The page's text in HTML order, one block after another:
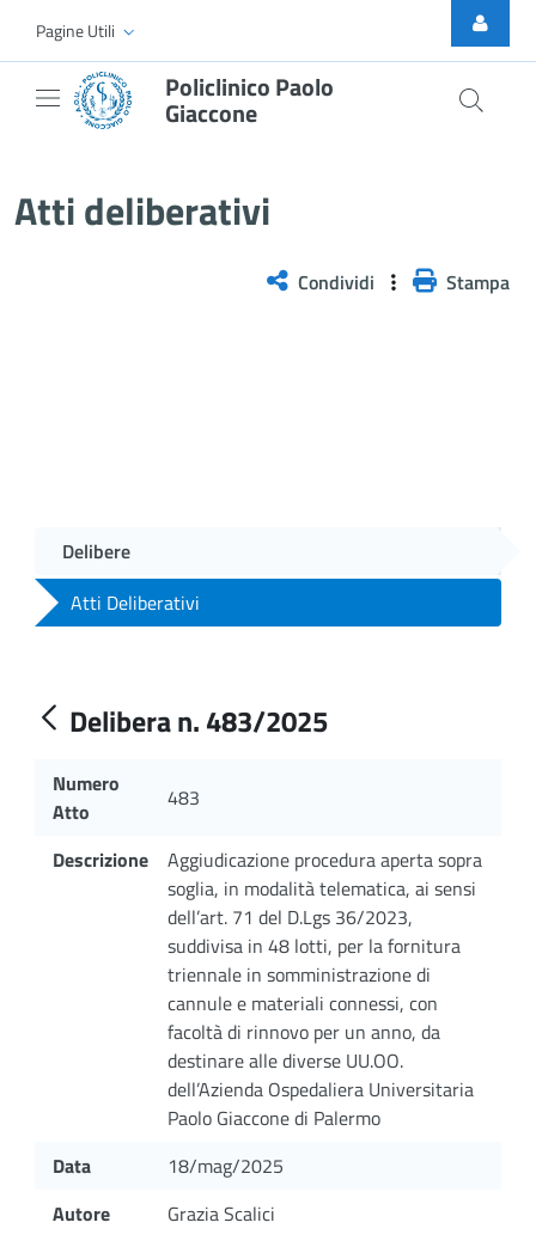
Skip to Main Content
Pagine Utili
Policlinico Paolo
Giaccone
Atti deliberativi
Condividi Stampa
Delibere
Atti Deliberativi
Delibera n. 483/2025
Numero
Atto
483
Descrizione
Aggiudicazione procedura aperta sopra
soglia, in modalità telematica, ai sensi
dell’art. 71 del D.Lgs 36/2023,
suddivisa in 48 lotti, per la fornitura
triennale in somministrazione di
cannule e materiali connessi, con
facoltà di rinnovo per un anno, da
destinare alle diverse UU.OO.
dell’Azienda Ospedaliera Universitaria
Paolo Giaccone di Palermo
Data
18/mag/2025
Autore
Grazia Scalici